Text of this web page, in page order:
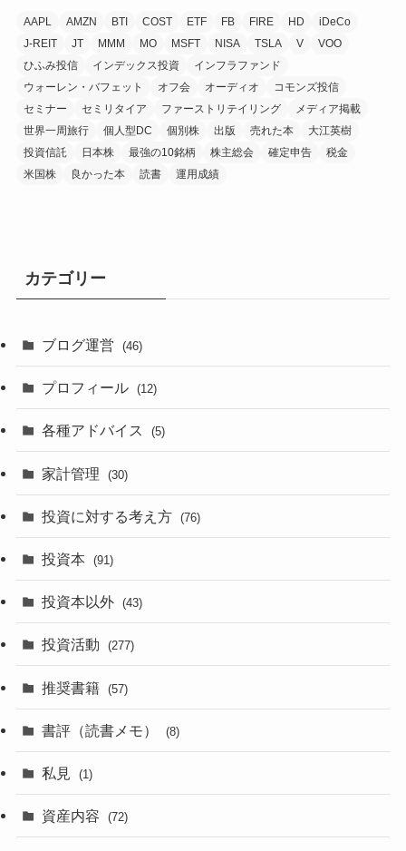
AAPL AMZN BTI COST ETF FB FIRE HD
iDeCo
J-REIT
JT MMM MO MSFT NISA TSLA V
VOO
ひふみ投信
インデックス投資
インフラファンド
ウォーレン・バフェット
オフ会 オーディオ
コモンズ投信
セミナー
セミリタイア ファーストリテイリング
メディア掲載
世界一周旅行
個人型DC 個別株 出版 売れた本
大江英樹
投資信託
日本株 最強の10銘柄 株主総会 確定申告
税金
米国株
良かった本 読書 運用成績
カテゴリー
ブログ運営 (46)
プロフィール (12)
各種アドバイス (5)
家計管理 (30)
投資に対する考え方 (76)
投資本 (91)
投資本以外 (43)
投資活動 (277)
推奨書籍 (57)
書評（読書メモ） (8)
私見 (1)
資産内容 (72)